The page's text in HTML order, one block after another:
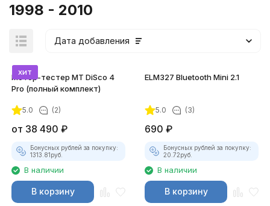
1998 - 2010
Дата добавления
хит
Мотор-тестер MT DiSco 4
Pro (полный комплект)
5.0 (2)
от 38 490 ₽
Бонусных рублей за покупку:
1313.81руб.
В наличии
В корзину
ELM327 Bluetooth Mini 2.1
5.0 (3)
690 ₽
Бонусных рублей за покупку:
20.72руб.
В наличии
В корзину